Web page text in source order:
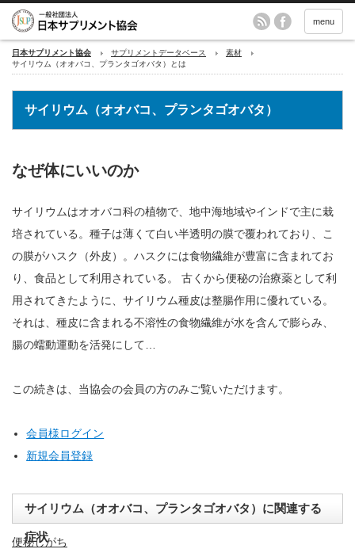
menu
日本サプリメント協会 サプリメントデータベース
素材
サイリウム（オオバコ、プランタゴオバタ）とは
サイリウム（オオバコ、プランタゴオバタ）
なぜ体にいいのか
サイリウムはオオバコ科の植物で、地中海地域やインドで主に栽
培されている。種子は薄くて白い半透明の膜で覆われており、こ
の膜がハスク（外皮）。ハスクには食物繊維が豊富に含まれてお
り、食品として利用されている。 古くから便秘の治療薬として利
用されてきたように、サイリウム種皮は整腸作用に優れている。
それは、種皮に含まれる不溶性の食物繊維が水を含んで膨らみ、
腸の蠕動運動を活発にして…
この続きは、当協会の会員の方のみご覧いただけます。
会員様ログイン
新規会員登録
サイリウム（オオバコ、プランタゴオバタ）に関連する
症状
便秘しがち